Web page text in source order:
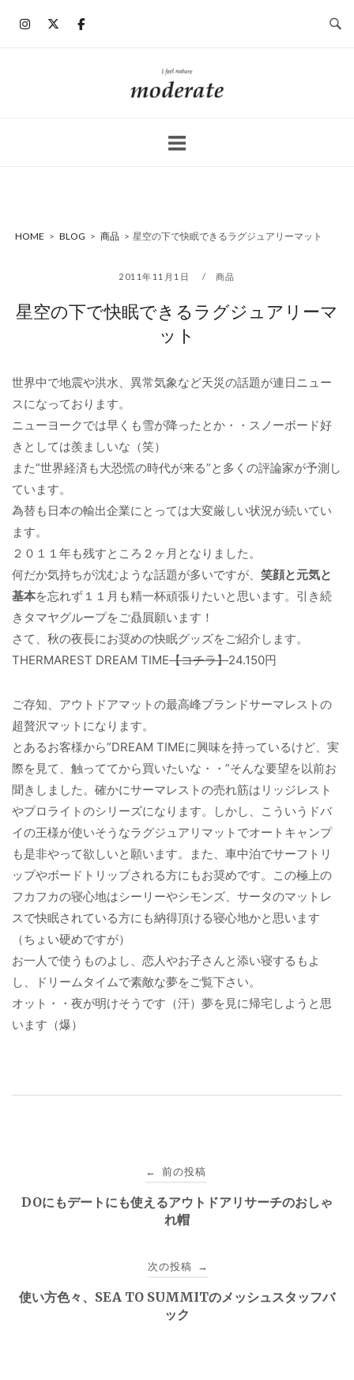
ホ
ー
HOME > BLOG > 商品 > 星空の下で快眠できるラグジュアリーマット
2011年11月1日 商品
星空の下で快眠できるラグジュアリーマ
ット
世界中で地震や洪水、異常気象など天災の話題が連日ニュー
スになっております。
ニューヨークでは早くも雪が降ったとか・・スノーボード好
きとしては羨ましいな（笑）
また”世界経済も大恐慌の時代が来る”と多くの評論家が予測し
ています。
為替も日本の輸出企業にとっては大変厳しい状況が続いてい
ます。
２０１１年も残すところ２ヶ月となりました。
何だか気持ちが沈むような話題が多いですが、 笑顔と元気と
基本を忘れず１１月も精一杯頑張りたいと思います。引き続
きタマヤグループをご贔屓願います！
さて、秋の夜長にお奨めの快眠グッズをご紹介します。
THERMAREST DREAM TIME【コチラ】24.150円
ご存知、アウトドアマットの最高峰ブランドサーマレストの
超贅沢マットになります。
とあるお客様から”DREAM TIMEに興味を持っているけど、実
際を見て、触っててから買いたいな・・”そんな要望を以前お
聞きしました。確かにサーマレストの売れ筋はリッジレスト
やプロライトのシリーズになります。しかし、こういうドバ
イの王様が使いそうなラグジュアリマットでオートキャンプ
も是非やって欲しいと願います。また、車中泊でサーフトリ
ップやボードトリップされる方にもお奨めです。この極上の
フカフカの寝心地はシーリーやシモンズ、サータのマットレ
スで快眠されている方にも納得頂ける寝心地かと思います
（ちょい硬めですが）
お一人で使うものよし、恋人やお子さんと添い寝するもよ
し、ドリームタイムで素敵な夢をご覧下さい。
オット・・夜が明けそうです（汗）夢を見に帰宅しようと思
います（爆）
稿
ゲ
← 前の投稿
DOにもデートにも使えるアウトドアリサーチのおしゃ
れ帽
次の投稿 →
使い方色々、SEA TO SUMMITのメッシュスタッフバ
ック